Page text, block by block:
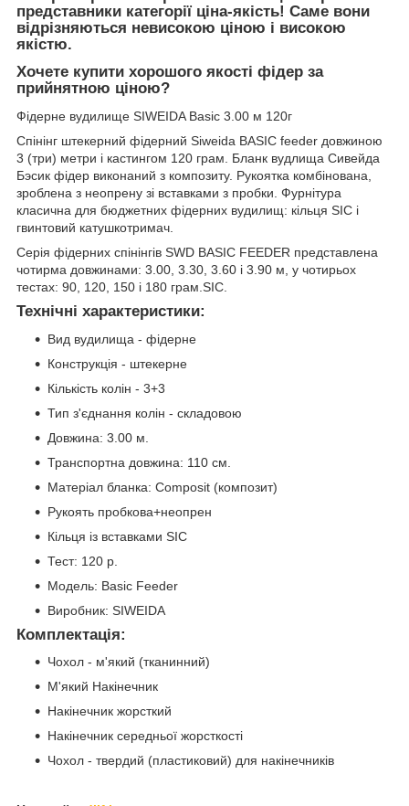
представники категорії ціна-якість! Саме вони
відрізняються невисокою ціною і високою
якістю.
Хочете купити хорошого якості фідер за
прийнятною ціною?
Фідерне вудилище SIWEIDA Basic 3.00 м 120г
Спінінг штекерний фідерний Siweida BASIC feeder довжиною
3 (три) метри і кастингом 120 грам. Бланк вудлища Сивейда
Бэсик фідер виконаний з композиту. Рукоятка комбінована,
зроблена з неопрену зі вставками з пробки. Фурнітура
класична для бюджетних фідерних вудилищ: кільця SIC і
гвинтовий катушкотримач.
Серія фідерних спінінгів SWD BASIC FEEDER представлена
чотирма довжинами: 3.00, 3.30, 3.60 і 3.90 м, у чотирьох
тестах: 90, 120, 150 і 180 грам.SIC.
Технічні характеристики:
Вид вудилища - фідерне
Конструкція - штекерне
Кількість колін - 3+3
Тип з'єднання колін - складовою
Довжина: 3.00 м.
Транспортна довжина: 110 см.
Матеріал бланка: Composit (композит)
Рукоять пробкова+неопрен
Кільця із вставками SIC
Тест: 120 р.
Модель: Basic Feeder
Виробник: SIWEIDA
Комплектація:
Чохол - м'який (тканинний)
М'який Накінечник
Накінечник жорсткий
Накінечник середньої жорсткості
Чохол - твердий (пластиковий) для накінечників